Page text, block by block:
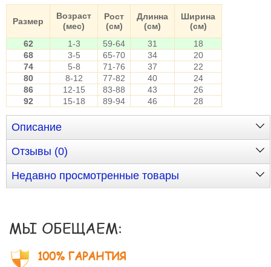
Размер
Возраст
(мес)
Рост
(см)
Длинна
(см)
Ширина
(см)
62
1-3 59-64 31
18
68
3-5 65-70 34
20
74
5-8 71-76 37
22
80
8-12 77-82 40
24
86
12-15 83-88 43
26
92
15-18 89-94 46 28
Описание
Отзывы (0)
Недавно просмотренные товары
МЫ ОБЕЩАЕМ:
100% ГАРАНТИЯ